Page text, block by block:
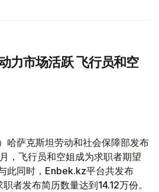
力市场活跃 飞行员和空
哈萨克斯坦劳动和社会保障部发布
，飞行员和空姐成为求职者期望
此同时，Enbek.kz平台共发布
者发布简历数量达到14.12万份。